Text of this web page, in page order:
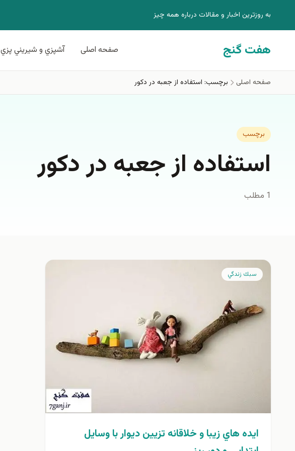
به روزترين اخبار و مقالات درباره همه چيز
هفت گنج صفحه اصلی آشپزي و شيريني پزي
صفحه اصلی برچسب: استفاده از جعبه در دكور
برچسب
استفاده از جعبه در دكور
1 مطلب
سبك زندگي
ايده هاي زيبا و خلاقانه تزيين ديوار با وسايل